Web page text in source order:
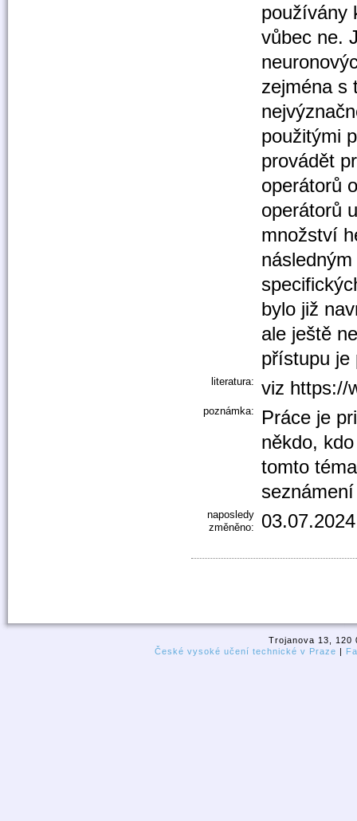
používány
vůbec ne.
zejména s
použitými
provádět
operátorů
operátorů
množství
bylo již
ale ještě
přístupu je
literatura: viz https://
poznámka:
Práce je
někdo,
tomto
naposledy
změněno:
Trojanova 13, 120
České vysoké učení technické v Praze